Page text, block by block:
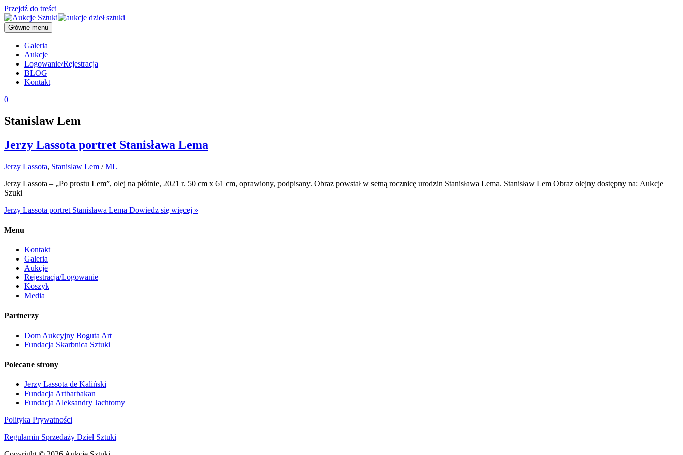
Przejdź do treści
Główne menu
Galeria
Aukcje
Logowanie/Rejestracja
BLOG
Kontakt
0
Stanislaw Lem
Jerzy Lassota portret Stanisława Lema
Jerzy Lassota, Stanislaw Lem /ML
Jerzy Lassota – „Po prostu Lem”, olej na płótnie, 2021 r. 50 cm x 61 cm, oprawiony, podpisany. Obraz powstał w setną rocznicę urodzin Stanisława Lema. Stanisław Lem Obraz olejny dostępny na: Aukcje
Szuki
Jerzy Lassota portret Stanisława Lema Dowiedz się więcej »
Menu
Kontakt
Galeria
Aukcje
Rejestracja/Logowanie
Koszyk
Media
Partnerzy
Dom Aukcyjny Boguta Art
Fundacja Skarbnica Sztuki
Polecane strony
Jerzy Lassota de Kaliński
Fundacja Artbarbakan
Fundacja Aleksandry Jachtomy
Polityka Prywatności
Regulamin Sprzedaży Dzieł Sztuki